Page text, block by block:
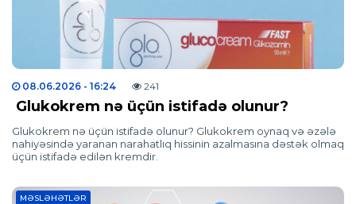
08.06.2026 - 16:24 241
Glukokrem nə üçün istifadə olunur?
Glukokrem nə üçün istifadə olunur? Glukokrem oynaq və əzələ
nahiyəsində yaranan narahatlıq hissinin azalmasına dəstək olmaq
üçün istifadə edilən kremdir.
MƏSLƏHƏTLƏR